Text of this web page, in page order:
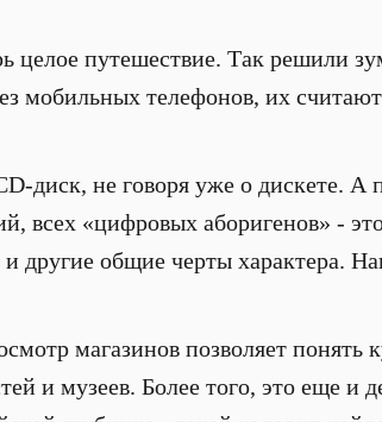
целое путешествие. Так решили
мобильных телефонов, их
диск, не говоря уже о дискете.
всех «цифровых аборигенов» -
другие общие черты характера.
магазинов позволяет понять
и музеев. Более того, это еще и